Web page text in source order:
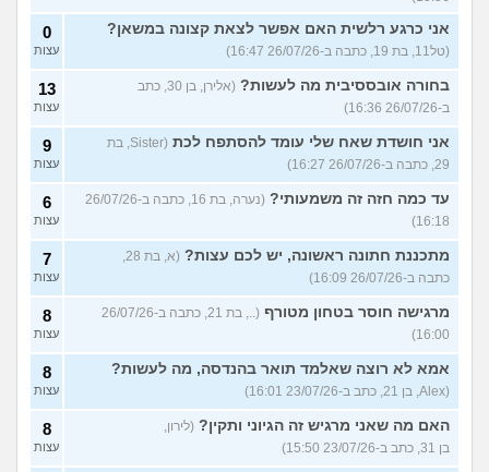
אני כרגע רלשית האם אפשר לצאת קצונה במשאן?
(טל11, בת 19, כתבה ב-26/07/26 16:47)
0
עצות
בחורה אובססיבית מה לעשות?
(אלירן, בן 30, כתב
ב-26/07/26 16:36)
13
עצות
אני חושדת שאח שלי עומד להסתפח לכת
(Sister, בת
29, כתבה ב-26/07/26 16:27)
9
עצות
עד כמה חזה זה משמעותי?
(נערה, בת 16, כתבה ב-26/07/26
16:18)
6
עצות
מתכננת חתונה ראשונה, יש לכם עצות?
כתבה ב-26/07/26 16:09)
7
עצות
מרגישה חוסר בטחון מטורף
(.., בת 21, כתבה ב-26/07/26
16:00)
8
עצות
אמא לא רוצה שאלמד תואר בהנדסה, מה לעשות?
(Alex, בן 21, כתב ב-23/07/26 16:01)
8
עצות
האם מה שאני מרגיש זה הגיוני ותקין? (לירון,
בן 31, כתב ב-23/07/26 15:50)
8
עצות